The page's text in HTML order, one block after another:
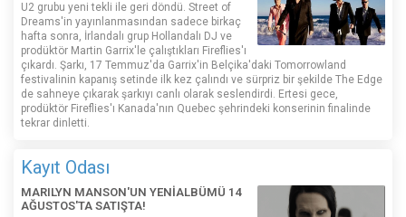
U2 grubu yeni tekli ile geri döndü. Street of
Dreams'in yayınlanmasından sadece birkaç
hafta sonra, İrlandalı grup Hollandalı DJ ve
prodüktör Martin Garrix'le çalıştıkları Fireflies'ı
çıkardı. Şarkı, 17 Temmuz'da Garrix'in Belçika'daki Tomorrowland
festivalinin kapanış setinde ilk kez çalındı ​​ve sürpriz bir şekilde The Edge
de sahneye çıkarak şarkıyı canlı olarak seslendirdi. Ertesi gece,
prodüktör Fireflies'ı Kanada'nın Quebec şehrindeki konserinin finalinde
tekrar dinletti.
Kayıt Odası
MARILYN MANSON'UN YENİALBÜMÜ 14
AĞUSTOS'TA SATIŞTA!